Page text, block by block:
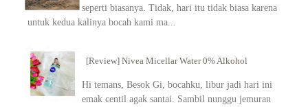
seperti biasanya. Tidak, hari itu tidak biasa karena
untuk kedua kalinya bocah kami ma...
[Review] Nivea Micellar Water 0% Alkohol
Hi temans, Besok Gi, bocahku, libur jadi hari ini
emak centil agak santai. Sambil nunggu jemuran